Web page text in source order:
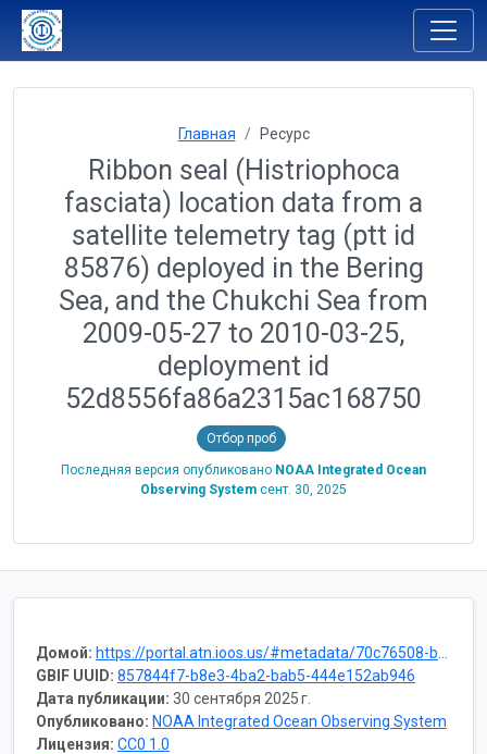
Главная Ресурс
Ribbon seal (Histriophoca
fasciata) location data from a
satellite telemetry tag (ptt id
85876) deployed in the Bering
Sea, and the Chukchi Sea from
2009-05-27 to 2010-03-25,
deployment id
52d8556fa86a2315ac168750
Отбор проб
Последняя версия опубликовано NOAA Integrated Ocean
Observing System сент. 30, 2025
Домой: https://portal.atn.ioos.us/#metadata/70c76508-b252-4c3d-9f27-e4cba9300537/project
GBIF UUID: 857844f7-b8e3-4ba2-bab5-444e152ab946
Дата публикации: 30 сентября 2025 г.
Опубликовано: NOAA Integrated Ocean Observing System
Лицензия: CC0 1.0